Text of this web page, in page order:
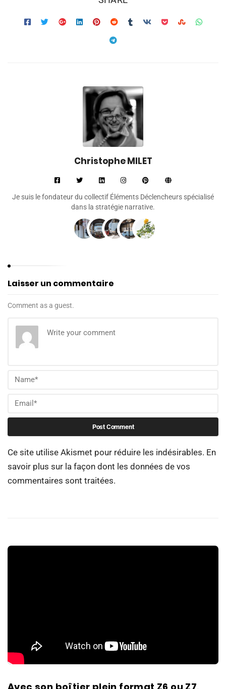
Christophe MILET
Je suis le fondateur du collectif Éléments Déclencheurs spécialisé
dans la stratégie narrative.
Laisser un commentaire
Comment as a guest.
Ce site utilise Akismet pour réduire les indésirables. En
savoir plus sur la façon dont les données de vos
commentaires sont traitées.